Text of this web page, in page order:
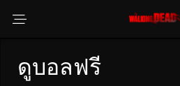
ดูบอลฟรี